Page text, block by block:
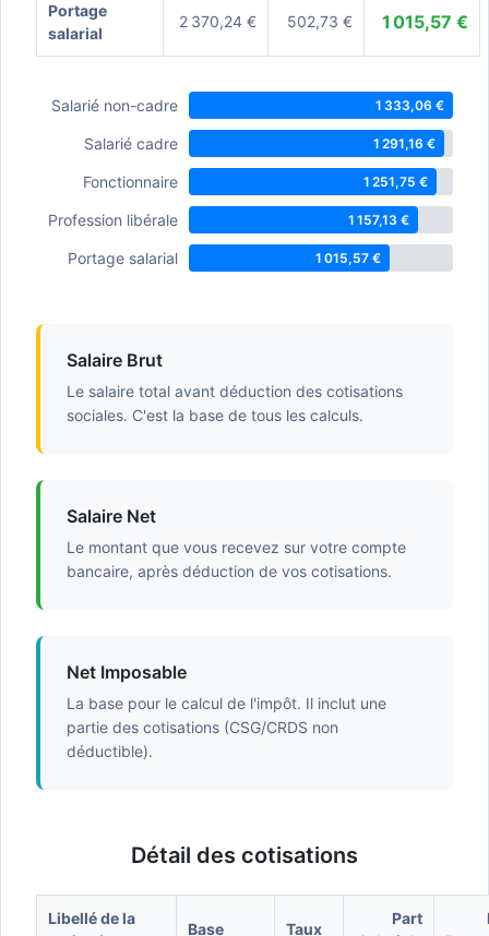
Portage
salarial
2 370,24 € 502,73 € 1 015,57 €
Salarié non-cadre 1 333,06 €
Salarié cadre 1 291,16 €
Fonctionnaire 1 251,75 €
Profession libérale 1 157,13 €
Portage salarial 1 015,57 €
Salaire Brut
Le salaire total avant déduction des cotisations
sociales. C'est la base de tous les calculs.
Salaire Net
Le montant que vous recevez sur votre compte
bancaire, après déduction de vos cotisations.
Net Imposable
La base pour le calcul de l'impôt. Il inclut une
partie des cotisations (CSG/CRDS non
déductible).
Détail des cotisations
Libellé de la
Base Taux
Part